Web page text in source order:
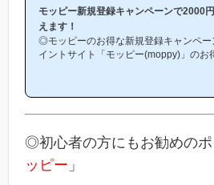
モッピー新規登録キャンペーンで2000
えます！
◎モッピーのお得な新規登録キャンペ
イントサイト「モッピー(moppy)」のお
はあるの？」という方は必見です！モ
る」という、シンプルなものです。(*
ナス」というのは過去のキ...
◎初心者の方にもお勧めのポ
ッピー 」